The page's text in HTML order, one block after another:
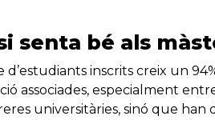
senta bé als
d’estudiants inscrits creix un
associades, especialment
universitàries, sinó que han